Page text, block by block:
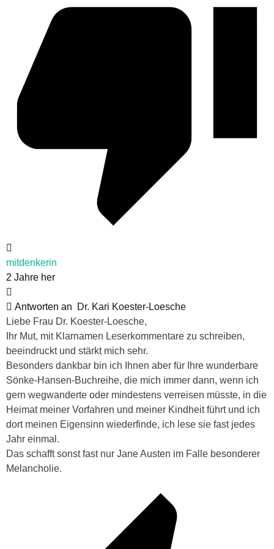
mitdenkerin
2 Jahre her
Antworten an
Dr. Kari Koester-Loesche
Liebe Frau Dr. Koester-Loesche,
Ihr Mut, mit Klarnamen Leserkommentare zu schreiben,
beeindruckt und stärkt mich sehr.
Besonders dankbar bin ich Ihnen aber für Ihre wunderbare
Sönke-Hansen-Buchreihe, die mich immer dann, wenn ich
gern wegwanderte oder mindestens verreisen müsste, in die
Heimat meiner Vorfahren und meiner Kindheit führt und ich
dort meinen Eigensinn wiederfinde, ich lese sie fast jedes
Jahr einmal.
Das schafft sonst fast nur Jane Austen im Falle besonderer
Melancholie.